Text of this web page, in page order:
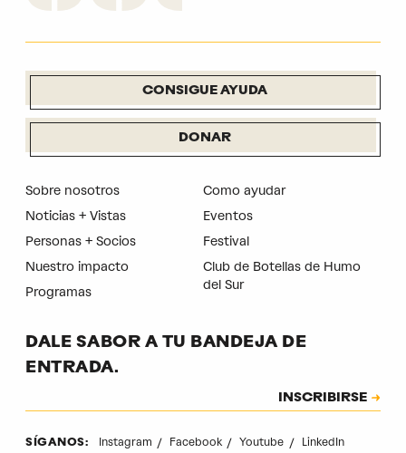
CONSIGUE AYUDA
DONAR
Sobre nosotros
Noticias + Vistas
Personas + Socios
Nuestro impacto
Programas
Como ayudar
Eventos
Festival
Club de Botellas de Humo
del Sur
DALE SABOR A TU BANDEJA DE
ENTRADA.
CAPTCHA
INSCRIBIRSE
SÍGANOS: Instagram Facebook Youtube LinkedIn